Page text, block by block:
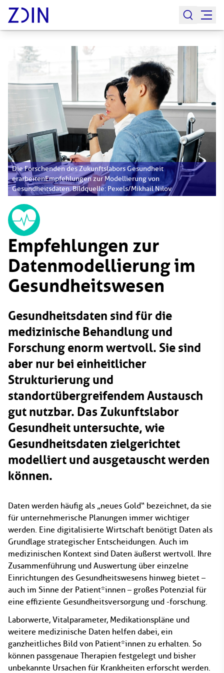
Die Forschenden des Zukunftslabors Gesundheit
erarbeitenEmpfehlungen zur Modellierung von
Gesundheitsdaten. Bildquelle: Pexels/Mikhail Nilov
Empfehlungen zur
Datenmodellierung im
Gesundheitswesen
Gesundheitsdaten sind für die
medizinische Behandlung und
Forschung enorm wertvoll. Sie sind
aber nur bei einheitlicher
Strukturierung und
standortübergreifendem Austausch
gut nutzbar. Das Zukunftslabor
Gesundheit untersuchte, wie
Gesundheitsdaten zielgerichtet
modelliert und ausgetauscht werden
können.
Daten werden häufig als „neues Gold“ bezeichnet, da sie
für unternehmerische Planungen immer wichtiger
werden. Eine digitalisierte Wirtschaft benötigt Daten als
Grundlage strategischer Entscheidungen. Auch im
medizinischen Kontext sind Daten äußerst wertvoll. Ihre
Zusammenführung und Auswertung über einzelne
Einrichtungen des Gesundheitswesens hinweg bietet –
auch im Sinne der Patient*innen – großes Potenzial für
eine effiziente Gesundheitsversorgung und -forschung.
Laborwerte, Vitalparameter, Medikationspläne und
weitere medizinische Daten helfen dabei, ein
ganzheitliches Bild von Patient*innen zu erhalten. So
können passgenaue Therapien festgelegt und bisher
unbekannte Ursachen für Krankheiten erforscht werden.